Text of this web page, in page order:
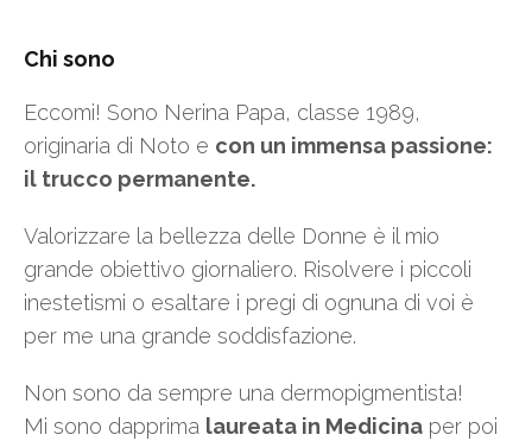
Chi sono
Eccomi! Sono Nerina Papa, classe 1989,
originaria di Noto e con un immensa passione:
il trucco permanente.
Valorizzare la bellezza delle Donne è il mio
grande obiettivo giornaliero. Risolvere i piccoli
inestetismi o esaltare i pregi di ognuna di voi è
per me una grande soddisfazione.
Non sono da sempre una dermopigmentista!
Mi sono dapprima laureata in Medicina per poi